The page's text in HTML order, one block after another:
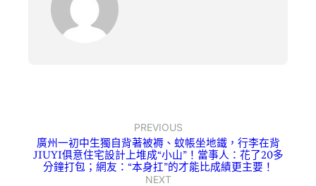
PREVIOUS
廣州一初中生獨自背著被褥、蚊帳坐地鐵，行李在背
JIUYI俱意住宅設計上堆成“小山”！當事人：花了20多
分鐘打包；網友：“本身扛”的才能比成績更主要！
NEXT